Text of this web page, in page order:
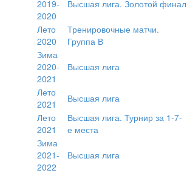
2019-
2020
Высшая лига. Золотой финал
Лето
2020
Тренировочные матчи.
Группа В
Зима
2020-
2021
Высшая лига
Лето
2021
Высшая лига
Лето
2021
Высшая лига. Турнир за 1-7-
е места
Зима
2021-
2022
Высшая лига